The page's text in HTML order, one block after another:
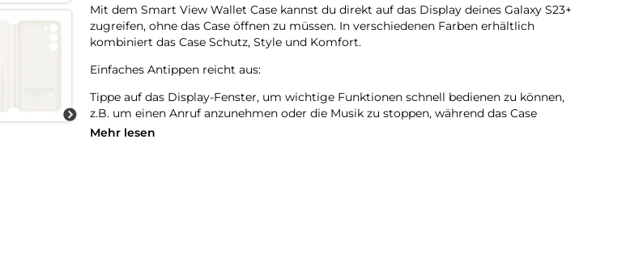
Mit dem Smart View Wallet Case kannst du direkt auf das Display deines Galaxy S23+
zugreifen, ohne das Case öffnen zu müssen. In verschiedenen Farben erhältlich
kombiniert das Case Schutz, Style und Komfort.
Einfaches Antippen reicht aus:
Tippe auf das Display-Fenster, um wichtige Funktionen schnell bedienen zu können,
z.B. um einen Anruf anzunehmen oder die Musik zu stoppen, während das Case
geschlossen ist.
Mehr lesen